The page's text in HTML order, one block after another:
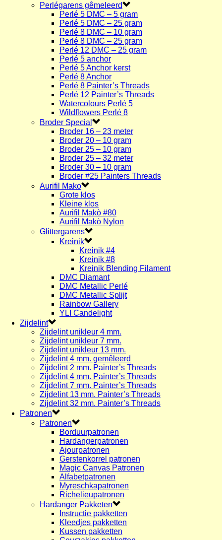
Perlégarens gêmeleerd
Perlé 5 DMC – 5 gram
Perlé 5 DMC – 25 gram
Perlé 8 DMC – 10 gram
Perlé 8 DMC – 25 gram
Perlé 12 DMC – 25 gram
Perlé 5 anchor
Perlé 5 Anchor kerst
Perlé 8 Anchor
Perlé 8 Painter’s Threads
Perlé 12 Painter’s Threads
Watercolours Perlé 5
Wildflowers Perlé 8
Broder Special
Broder 16 – 23 meter
Broder 20 – 10 gram
Broder 25 – 10 gram
Broder 25 – 32 meter
Broder 30 – 10 gram
Broder #25 Painters Threads
Aurifil Mako
Grote klos
Kleine klos
Aurifil Makò #80
Aurifil Makò Nylon
Glittergarens
Kreinik
Kreinik #4
Kreinik #8
Kreinik Blending Filament
DMC Diamant
DMC Metallic Perlé
DMC Metallic Splijt
Rainbow Gallery
YLI Candelight
Zijdelint
Zijdelint unikleur 4 mm.
Zijdelint unikleur 7 mm.
Zijdelint unikleur 13 mm.
Zijdelint 4 mm. gemêleerd
Zijdelint 2 mm. Painter’s Threads
Zijdelint 4 mm. Painter’s Threads
Zijdelint 7 mm. Painter’s Threads
Zijdelint 13 mm. Painter’s Threads
Zijdelint 32 mm. Painter’s Threads
Patronen
Patronen
Borduurpatronen
Hardangerpatronen
Ajourpatronen
Gerstenkorrel patronen
Magic Canvas Patronen
Alfabetpatronen
Myreschkapatronen
Richelieupatronen
Hardanger Pakketen
Instructie pakketten
Kleedjes pakketten
Kussen pakketten